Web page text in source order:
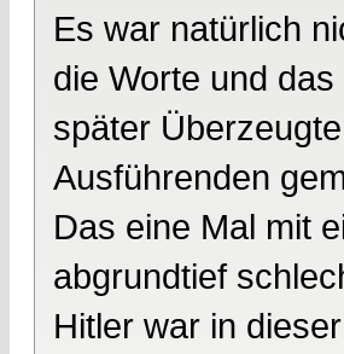
Es war natürlich
die Worte und
später
Ausführenden
Das eine Mal mit
abgrundtief
Hitler war in